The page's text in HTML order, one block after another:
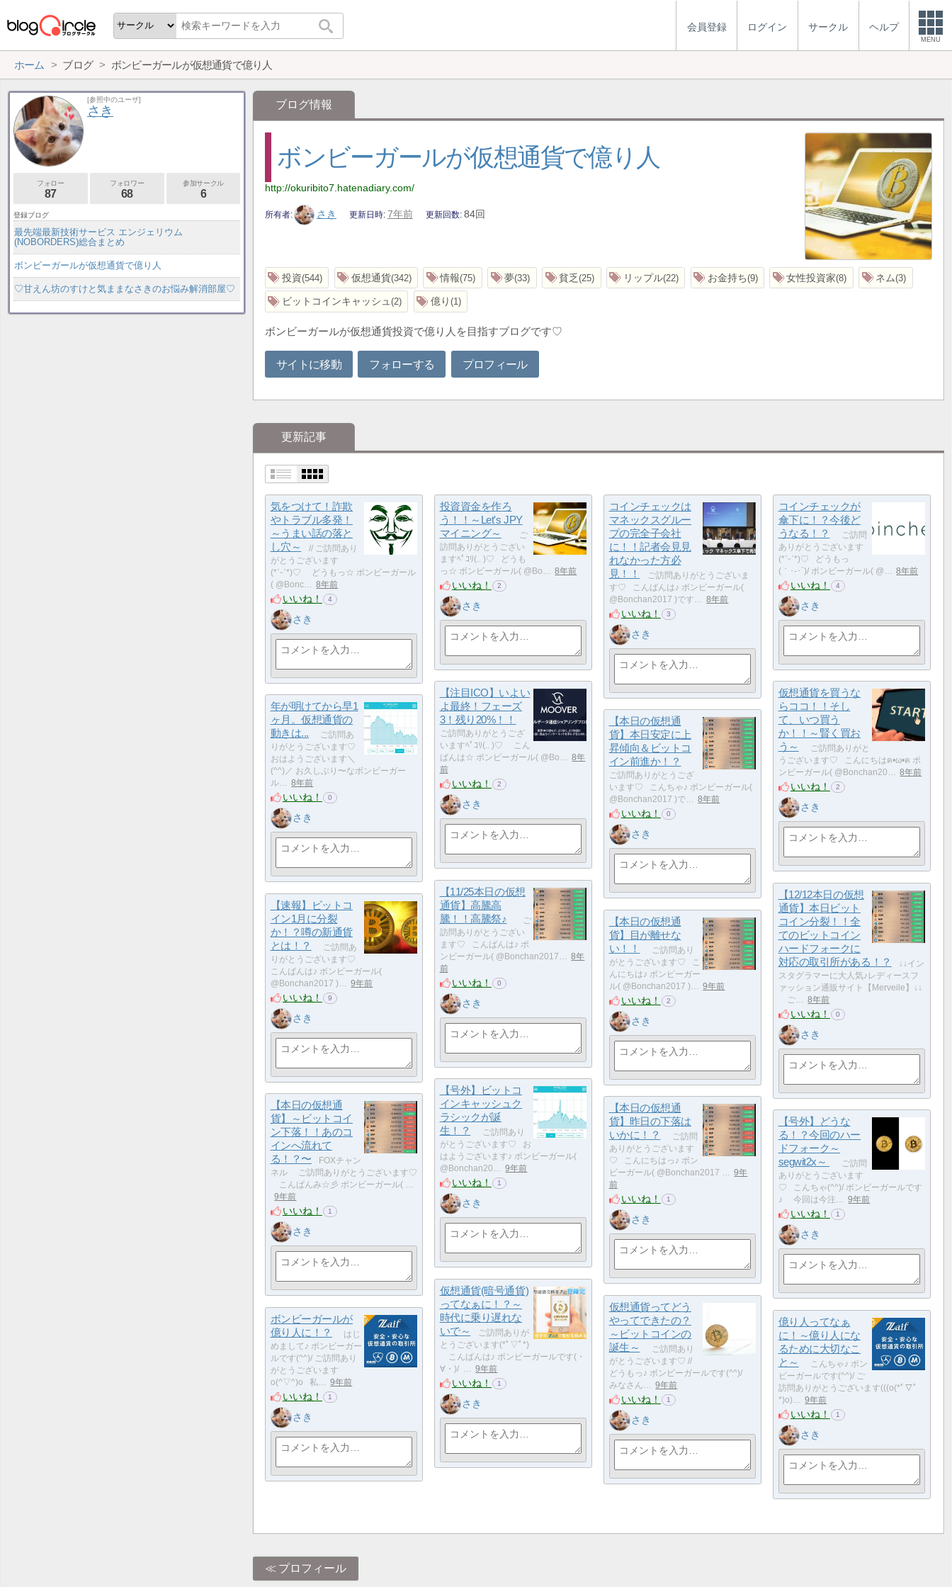
会員登録 ログイン サークル ヘルプ
MENU
ホーム ブログ ボンビーガールが仮想通貨で億り人
ブログ情報
ボンビーガールが仮想通貨で億り人
http://okuribito7.hatenadiary.com/
所有者 さき 更新日時 7年前 更新回数 84回
投資 544 仮想通貨 342 情報 75 夢 33 貧乏 25 リップル 22 お金持ち 9 女性投資家 8 ネム 3
ビットコインキャッシュ 2 億り 1
ボンビーガールが仮想通貨投資で億り人を目指すブログです♡
サイトに移動 フォローする プロフィール
更新記事
気をつけて！詐欺
やトラブル多発！
～うまい話の落と
し穴～
// ご訪問あり
がとうございます
(*ˊᵕˋ*)♡ どうもっ☆ ボンビーガール
( @Bonc…
8年前
いいね！ 4
さき
投資資金を作ろ
う！！～Let's JPY
マイニング～
ご
訪問ありがとうござい
ますﾍﾟｺﾘ(.. )♡ どうも
っ☆ ボンビーガール( @Bo…
8年前
いいね！ 2
さき
コインチェックは
マネックスグルー
プの完全子会社
に！！記者会見見
れなかった方必
見！！
ご訪問ありがとうございま
す♡ こんばんは♪ ボンビーガール(
@Bonchan2017 )です…
8年前
いいね！ 3
さき
コインチェックが
傘下に！？今後ど
うなる！？
ご訪問
ありがとうございます
(*ˊᵕˋ*)♡ どうもっ
(｀･-･´)/ ボンビーガール( @…
8年前
いいね！ 4
さき
【注目ICO】いよい
よ最終！フェーズ
3！残り20%！！
ご訪問ありがとうござ
いますﾍﾟｺﾘ(.. )♡ こん
ばんは☆ ボンビーガール( @Bo…
8年
前
いいね！ 2
さき
仮想通貨を買うな
らココ！！そし
て、いつ買う
か！！～賢く買お
う～
ご訪問ありがと
うございます♡ こんにちはฅ•ω•ฅ ボ
ンビーガール( @Bonchan20…
8年前
いいね！ 2
さき
年が明けてから早1
ヶ月。仮想通貨の
動きは...
ご訪問あ
りがとうございます♡
おはようございます＼
(^^)／ お久しぶり〜なボンビーガー
ル…
8年前
いいね！ 0
さき
【本日の仮想通
貨】本日安定に上
昇傾向＆ビットコ
イン前進か！？
ご訪問ありがとうござ
います♡ こんちゃ♪ ボンビーガール(
@Bonchan2017 )で…
8年前
いいね！ 0
さき
【11/25本日の仮想
通貨】高騰高
騰！！高騰祭♪
ご
訪問ありがとうござい
ます♡ こんばんは♪ ボ
ンビーガール( @Bonchan2017…
8年
前
いいね！ 0
さき
【12/12本日の仮想
通貨】本日ビット
コイン分裂！！全
てのビットコイン
ハードフォークに
対応の取引所がある！？
↓↓イン
スタグラマーに大人気♪レディースフ
ァッション通販サイト【Merveile】↓↓
ご…
8年前
いいね！ 0
さき
【速報】ビットコ
イン1月に分裂
か！？噂の新通貨
とは！？
ご訪問あ
りがとうございます♡
こんばんは♪ ボンビーガール(
@Bonchan2017 )…
9年前
いいね！ 9
さき
【本日の仮想通
貨】目が離せな
い！！
ご訪問あり
がとうございます♡ こ
んにちは♪ ボンビーガー
ル( @Bonchan2017 )…
9年前
いいね！ 2
さき
【号外】ビットコ
インキャッシュク
ラシックが誕
生！？
ご訪問あり
がとうございます♡ お
はようございます♪ ボンビーガール(
@Bonchan20…
9年前
いいね！ 1
さき
【本日の仮想通
貨】～ビットコイ
ン下落！！あのコ
インへ流れて
る！？〜
FOXチャン
ネル ご訪問ありがとうございます♡
こんばんみ☆彡 ボンビーガール( …
9年前
いいね！ 1
さき
【本日の仮想通
貨】昨日の下落は
いかに！？
ご訪問
ありがとうございます
♡ こんにちはっ♪ ボン
ビーガール( @Bonchan2017 …
9年
前
いいね！ 1
さき
【号外】どうな
る！？今回のハー
ドフォーク～
segwit2x～
ご訪問
ありがとうございます
♡ こんちゃ(^^)/ ボンビーガールです
♪ 今回は今注…
9年前
いいね！ 1
さき
仮想通貨(暗号通貨)
ってなぁに！？～
時代に乗り遅れな
いで～
ご訪問ありが
とうございます(*ﾟ▽ﾟ*)
こんばんは♪ ボンビーガールです(・
∀・)/ …
9年前
いいね！ 1
さき
仮想通貨ってどう
やってできたの？
～ビットコインの
誕生～
ご訪問あり
がとうございます♡ //
どうもっ♪ ボンビーガールです(^^)/
みなさん…
9年前
いいね！ 1
さき
ボンビーガールが
億り人に！？
はじ
めまして♪ ボンビーガー
ルです(^^)/ ご訪問あり
がとうございます
o(^▽^)o 私…
9年前
いいね！ 1
さき
億り人ってなぁ
に！～億り人にな
るために大切なこ
と～
こんちゃ♪ ボン
ビーガールです(^^)/ ご
訪問ありがとうございます(((o(*ﾟ▽ﾟ
*)o)…
9年前
いいね！ 1
さき
プロフィール
[参照中のユーザ]
さき
フォロー
87
フォロワー
68
参加サークル
6
登録ブログ
最先端最新技術サービス エンジェリウム
(NOBORDERS)総合まとめ
ボンビーガールが仮想通貨で億り人
♡甘えん坊のすけと気ままなさきのお悩み解消部屋♡